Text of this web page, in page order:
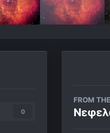
0
FROM